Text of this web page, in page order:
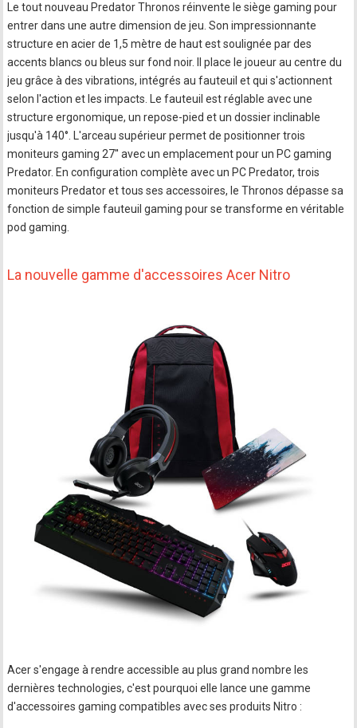
Le tout nouveau Predator Thronos réinvente le siège gaming pour
entrer dans une autre dimension de jeu. Son impressionnante
structure en acier de 1,5 mètre de haut est soulignée par des
accents blancs ou bleus sur fond noir. Il place le joueur au centre du
jeu grâce à des vibrations, intégrés au fauteuil et qui s'actionnent
selon l'action et les impacts. Le fauteuil est réglable avec une
structure ergonomique, un repose-pied et un dossier inclinable
jusqu'à 140°. L'arceau supérieur permet de positionner trois
moniteurs gaming 27'' avec un emplacement pour un PC gaming
Predator. En configuration complète avec un PC Predator, trois
moniteurs Predator et tous ses accessoires, le Thronos dépasse sa
fonction de simple fauteuil gaming pour se transforme en véritable
pod gaming.
La nouvelle gamme d'accessoires Acer Nitro
Acer s'engage à rendre accessible au plus grand nombre les
dernières technologies, c'est pourquoi elle lance une gamme
d'accessoires gaming compatibles avec ses produits Nitro :